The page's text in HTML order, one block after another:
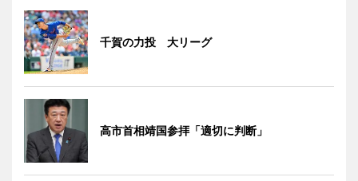
千賀の力投 大リーグ
高市首相靖国参拝「適切に判断」